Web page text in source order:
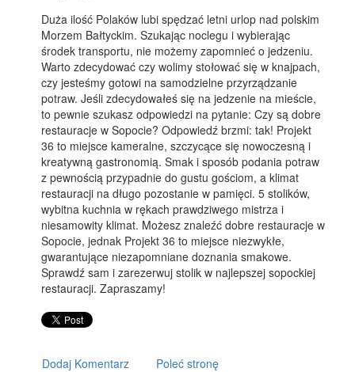
Duża ilość Polaków lubi spędzać letni urlop nad polskim
Morzem Bałtyckim. Szukając noclegu i wybierając
środek transportu, nie możemy zapomnieć o jedzeniu.
Warto zdecydować czy wolimy stołować się w knajpach,
czy jesteśmy gotowi na samodzielne przyrządzanie
potraw. Jeśli zdecydowałeś się na jedzenie na mieście,
to pewnie szukasz odpowiedzi na pytanie: Czy są dobre
restauracje w Sopocie? Odpowiedź brzmi: tak! Projekt
36 to miejsce kameralne, szczycące się nowoczesną i
kreatywną gastronomią. Smak i sposób podania potraw
z pewnością przypadnie do gustu gościom, a klimat
restauracji na długo pozostanie w pamięci. 5 stolików,
wybitna kuchnia w rękach prawdziwego mistrza i
niesamowity klimat. Możesz znaleźć dobre restauracje w
Sopocie, jednak Projekt 36 to miejsce niezwykłe,
gwarantujące niezapomniane doznania smakowe.
Sprawdź sam i zarezerwuj stolik w najlepszej sopockiej
restauracji. Zapraszamy!
Dodaj Komentarz Poleć stronę